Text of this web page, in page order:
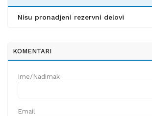
Nisu pronadjeni rezervni delovi
KOMENTARI
Ime/Nadimak
Email